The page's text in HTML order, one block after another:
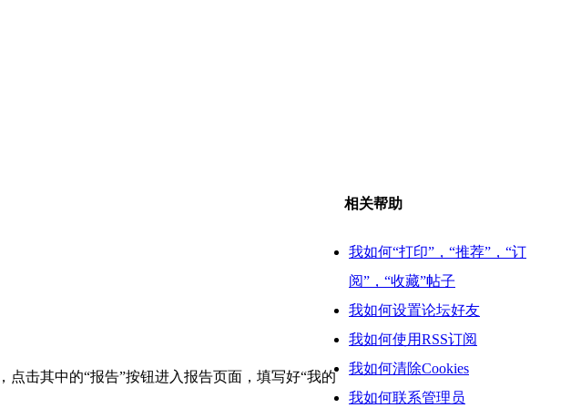
点击其中的“报告”按钮进入报告页面，填写好“我的
相关帮助
我如何“打印”，“推荐”，“订
阅”，“收藏”帖子
我如何设置论坛好友
我如何使用RSS订阅
我如何清除Cookies
我如何联系管理员